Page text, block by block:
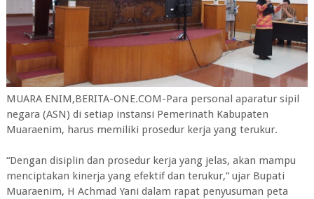
MUARA ENIM,BERITA-ONE.COM-Para personal aparatur sipil
negara (ASN) di setiap instansi Pemerinath Kabupaten
Muaraenim, harus memiliki prosedur kerja yang terukur.
“Dengan disiplin dan prosedur kerja yang jelas, akan mampu
menciptakan kinerja yang efektif dan terukur,” ujar Bupati
Muaraenim, H Achmad Yani dalam rapat penyusuman peta